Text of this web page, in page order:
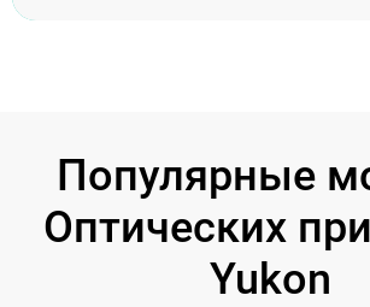
Популярные
Оптических
Yukon